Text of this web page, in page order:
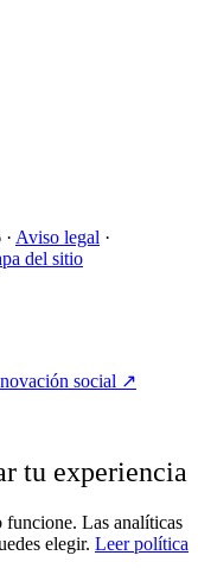
Aviso legal ·
del sitio
social ↗
tu experiencia
funcione. Las analíticas
elegir. Leer política